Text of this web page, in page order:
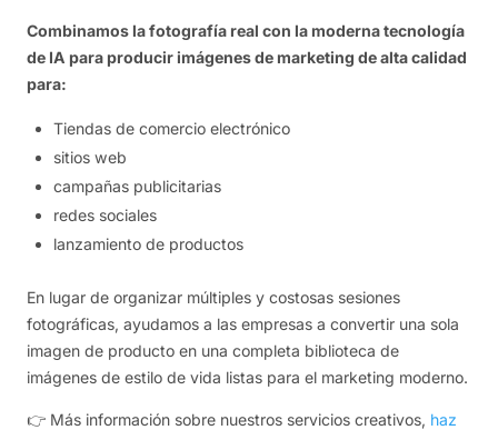
Combinamos la fotografía real con la moderna tecnología
de IA para producir imágenes de marketing de alta calidad
para:
Tiendas de comercio electrónico
sitios web
campañas publicitarias
redes sociales
lanzamiento de productos
En lugar de organizar múltiples y costosas sesiones
fotográficas, ayudamos a las empresas a convertir una sola
imagen de producto en una completa biblioteca de
imágenes de estilo de vida listas para el marketing moderno.
👉 Más información sobre nuestros servicios creativos, haz